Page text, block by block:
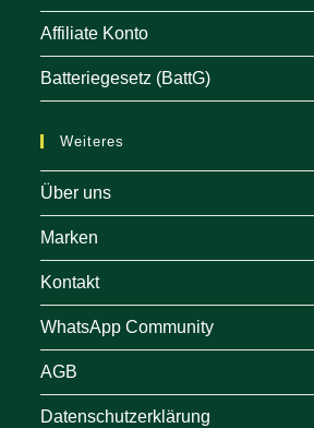
Affiliate Konto
Batteriegesetz (BattG)
Weiteres
Über uns
Marken
Kontakt
WhatsApp Community
AGB
Datenschutzerklärung